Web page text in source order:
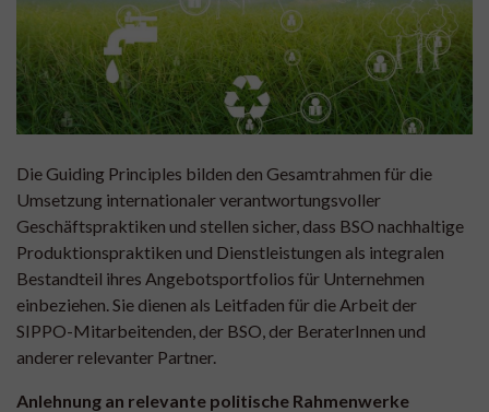
Die Guiding Principles bilden den Gesamtrahmen für die
Umsetzung internationaler verantwortungsvoller
Geschäftspraktiken und stellen sicher, dass BSO nachhaltige
Produktionspraktiken und Dienstleistungen als integralen
Bestandteil ihres Angebotsportfolios für Unternehmen
einbeziehen. Sie dienen als Leitfaden für die Arbeit der
SIPPO-Mitarbeitenden, der BSO, der BeraterInnen und
anderer relevanter Partner.
Anlehnung an relevante politische Rahmenwerke